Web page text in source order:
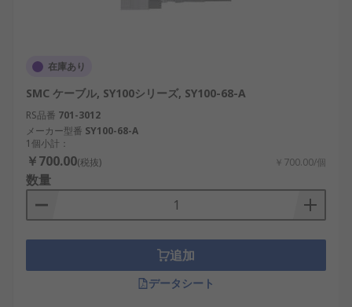
在庫あり
SMC ケーブル, SY100シリーズ, SY100-68-A
RS品番 701-3012
メーカー型番 SY100-68-A
1個小計：
￥700.00(税抜) ￥700.00/個
数量
追加
データシート